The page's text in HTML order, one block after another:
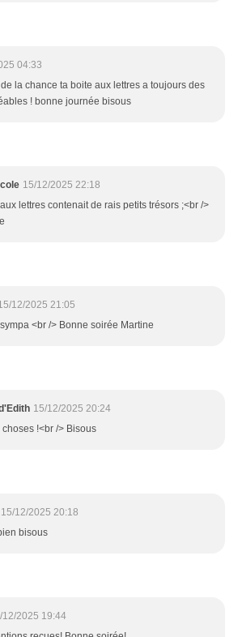
04:33
la chance ta boite aux lettres a toujours des
! bonne journée bisous
15/12/2025 22:18
lettres contenait de rais petits trésors ;<br />
12/2025 21:05
<br /> Bonne soirée Martine
15/12/2025 20:24
!<br /> Bisous
15/12/2025 20:18
bisous
12/2025 19:44